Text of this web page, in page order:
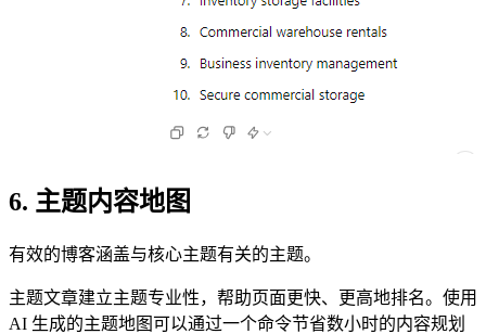
6. 主题内容地图
有效的博客涵盖与核心主题有关的主题。
主题文章建立主题专业性，帮助页面更快、更高地排名。使用
AI 生成的主题地图可以通过一个命令节省数小时的内容规划